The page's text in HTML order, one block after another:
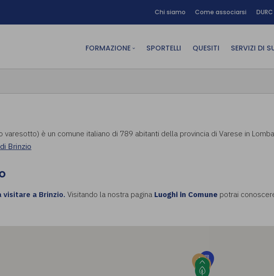
Chi siamo Come associarsi
FORMAZIONE
FAD asincrona (e-learning)
Formazione in aula
Archivio Formazione
SPORTELLI QUESITI SERVIZI DI
Area
Area
varesotto) è un comune italiano di 789 abitanti della provincia di Varese in
Brinzio
visitare a Brinzio. Visitando la nostra pagina Luoghi in Comune potrai